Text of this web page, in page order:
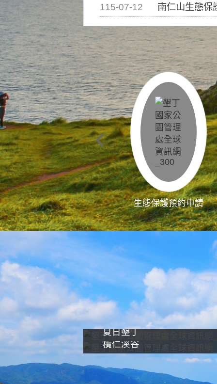
115-07-12
南仁山生態保護區步道已完成
生態保護預約申請
夏日墾丁
欖仁溪谷